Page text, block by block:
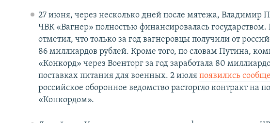
27 июня, через несколько дней после мятежа, Владимир
ЧВК «Вагнер» полностью финансировалась
отметил, что только за год вагнеровцы получили от
86 миллиардов рублей. Кроме того, по словам Путина,
«Конкорд» через Военторг за год заработала 80
поставках питания для военных. 2 июля появились
российское оборонное ведомство расторгло контракт на
«Конкордом».